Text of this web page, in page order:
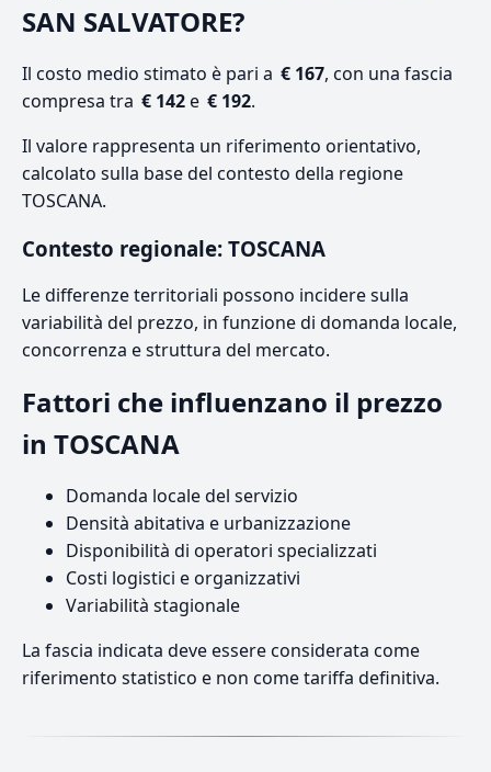
SAN SALVATORE?
Il costo medio stimato è pari a € 167, con una fascia
compresa tra € 142e € 192.
Il valore rappresenta un riferimento orientativo,
calcolato sulla base del contesto della regione
TOSCANA.
Contesto regionale: TOSCANA
Le differenze territoriali possono incidere sulla
variabilità del prezzo, in funzione di domanda locale,
concorrenza e struttura del mercato.
Fattori che influenzano il prezzo
in TOSCANA
Domanda locale del servizio
Densità abitativa e urbanizzazione
Disponibilità di operatori specializzati
Costi logistici e organizzativi
Variabilità stagionale
La fascia indicata deve essere considerata come
riferimento statistico e non come tariffa definitiva.